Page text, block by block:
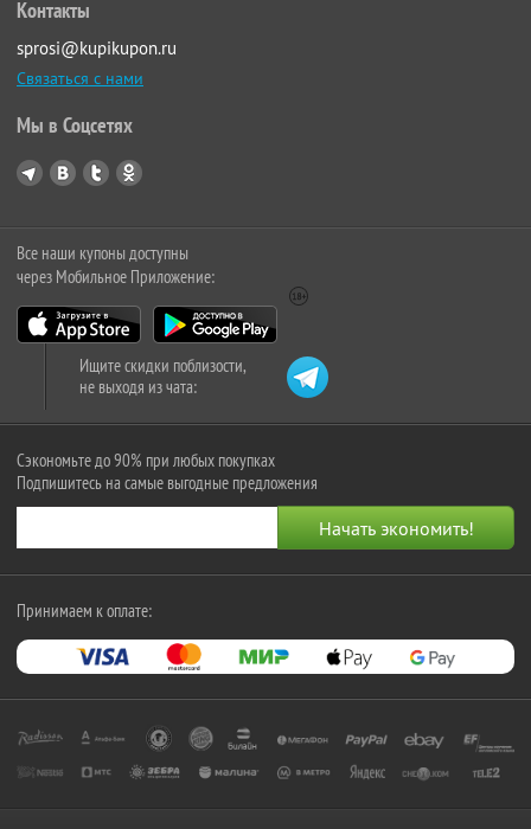
Контакты
sprosi@kupikupon.ru
Связаться с нами
Мы в Соцсетях
Все наши купоны доступны
через Мобильное Приложение:
Ищите скидки поблизости,
не выходя из чата:
Сэкономьте до 90% при любых покупках
Подпишитесь на самые выгодные предложения
Принимаем к оплате: